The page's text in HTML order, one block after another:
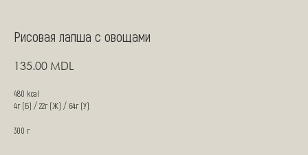
Рисовая лапша с овощами
135.00 MDL
480 kcal
4г (Б) / 22г (Ж) / 64г (У)
300 г